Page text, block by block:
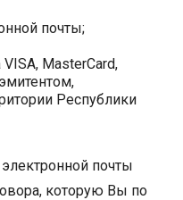
почты;
MasterCard,
Республики
почты
которую Вы по